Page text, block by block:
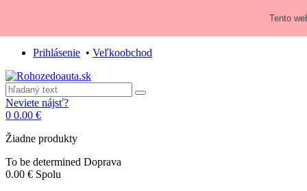
Prihlásenie • Veľkoobchod
Neviete nájsť?
0 0.00 €
Žiadne produkty
To be determined Doprava
0.00 € Spolu
Tento